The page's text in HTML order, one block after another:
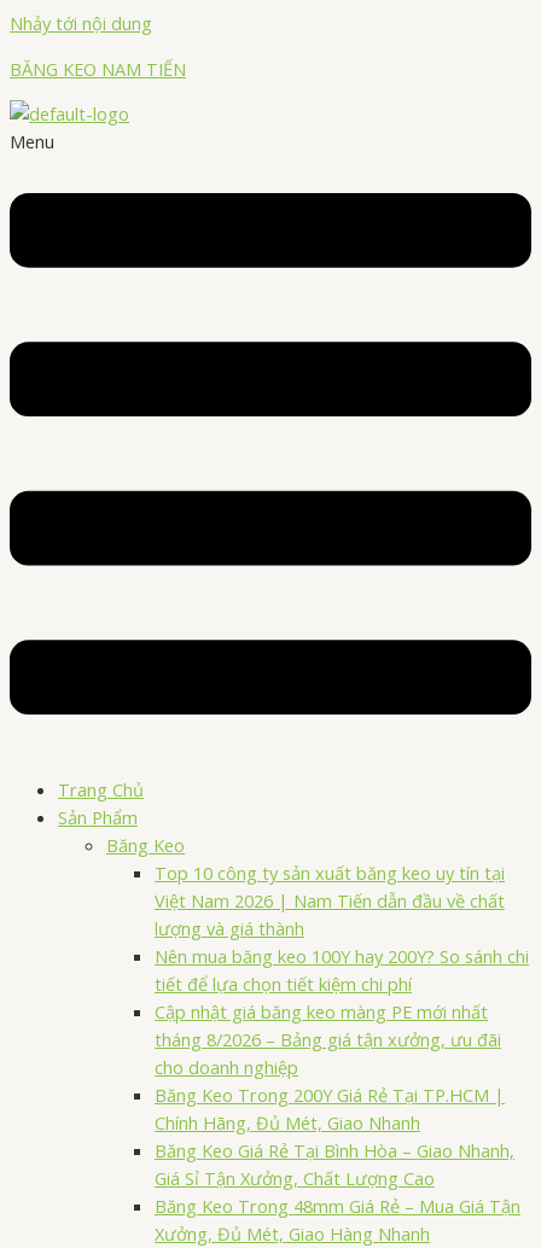
Nhảy tới nội dung
BĂNG KEO NAM TIẾN
Menu
Trang Chủ
Sản Phẩm
Băng Keo
Top 10 công ty sản xuất băng keo uy tín tại
Việt Nam 2026 | Nam Tiến dẫn đầu về chất
lượng và giá thành
Nên mua băng keo 100Y hay 200Y? So sánh chi
tiết để lựa chọn tiết kiệm chi phí
Cập nhật giá băng keo màng PE mới nhất
tháng 8/2026 – Bảng giá tận xưởng, ưu đãi
cho doanh nghiệp
Băng Keo Trong 200Y Giá Rẻ Tại TP.HCM |
Chính Hãng, Đủ Mét, Giao Nhanh
Băng Keo Giá Rẻ Tại Bình Hòa – Giao Nhanh,
Giá Sỉ Tận Xưởng, Chất Lượng Cao
Băng Keo Trong 48mm Giá Rẻ – Mua Giá Tận
Xưởng, Đủ Mét, Giao Hàng Nhanh